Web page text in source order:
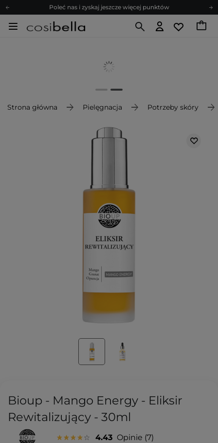
Poleć nas i zyskaj jeszcze więcej punktów
Zapisz się na newsletter pełen porad
Poleć nas i zyskaj jeszcze więcej punktów
Strona główna Pielęgnacja Potrzeby skóry
Bioup - Mango Energy - Eliksir
Rewitalizujący - 30ml
4.43 Opinie 7